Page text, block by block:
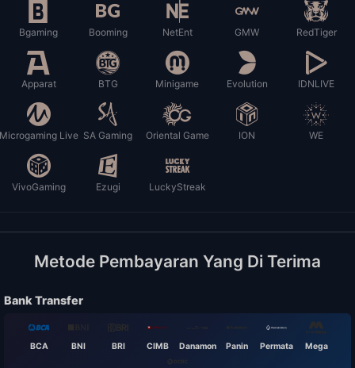
Bgaming Booming NetEnt GMW RedTiger
Apparat BTG Minigame Evolution IDNLIVE
Live SA Gaming Oriental Game ION WE
VivoGaming Ezugi LuckyStreak
Metode Pembayaran Yang Di Terima
Bank Transfer
BCA BNI BRI CIMB Danamon Panin Permata Mega